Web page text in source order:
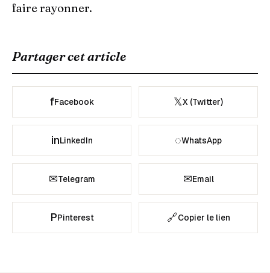
faire rayonner.
Partager cet article
fFacebook 𝕏X (Twitter)
inLinkedIn ◌WhatsApp
✉Telegram ✉Email
PPinterest 🔗Copier le lien